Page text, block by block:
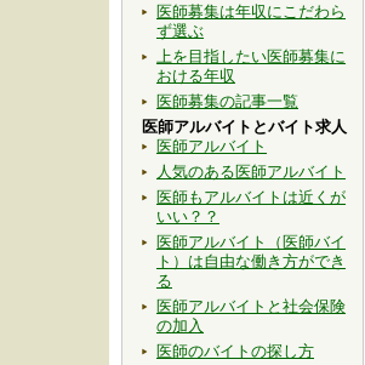
医師募集は年収にこだわら
ず選ぶ
上を目指したい医師募集に
おける年収
医師募集の記事一覧
医師アルバイトとバイト求人
医師アルバイト
人気のある医師アルバイト
医師もアルバイトは近くが
いい？？
医師アルバイト（医師バイ
ト）は自由な働き方ができ
る
医師アルバイトと社会保険
の加入
医師のバイトの探し方